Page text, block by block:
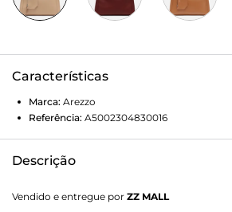
Características
Marca: Arezzo
Referência: A5002304830016
Descrição
estruturado e detalhe em tira fina com
Vendido e entregue por ZZ MALL